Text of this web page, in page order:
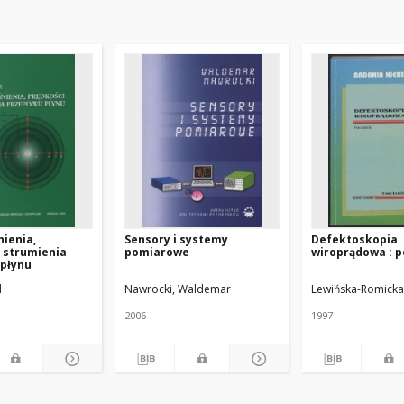
strumienia
Sensory i systemy
pomiarowe
Nawrocki, Waldemar
2006
Defektoskopia
wiroprądowa :
Lewińska-
1997